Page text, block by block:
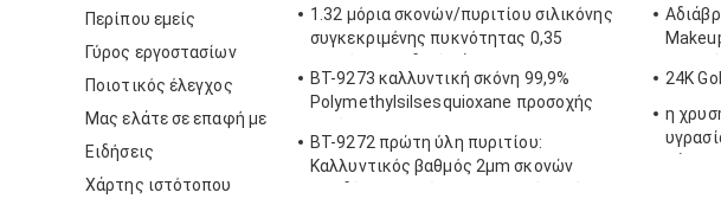
Περίπου εμείς
Γύρος εργοστασίων
Ποιοτικός έλεγχος
Μας ελάτε σε επαφή με
Ειδήσεις
Χάρτης ιστότοπου
1.32 μόρια σκονών/πυριτίου σιλικόνης
συγκεκριμένης πυκνότητας 0,35
BT-9273 καλλυντική σκόνη 99,9%
Polymethylsilsesquioxane προσοχής
BT-9272 πρώτη ύλη πυριτίου:
Καλλυντικός βαθμός 2μm σκονών
24K
η